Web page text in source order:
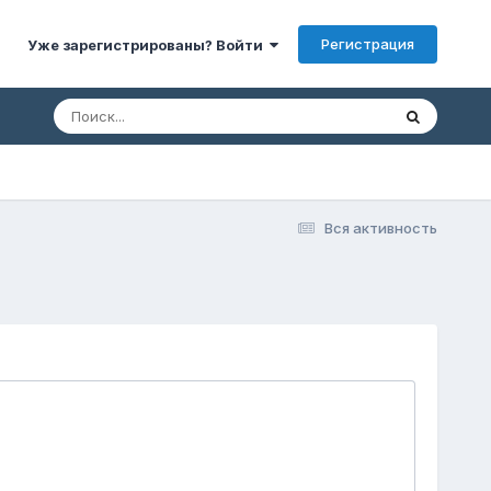
Уже зарегистрированы? Войти Регистрация
Вся активность